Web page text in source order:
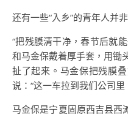
还有一些“入乡”的青年人并
“把残膜清干净，春节后就
和马金保戴着厚手套，用锄
扯了起来。马金保把残膜
说：“这一车拉到我们公司
马金保是宁夏固原西吉县西